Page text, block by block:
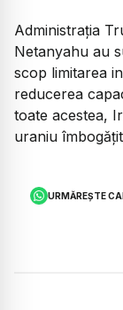
Administrația
Netanyahu au
scop limitarea
reducerea
toate acestea,
uraniu
URMĂREȘTE